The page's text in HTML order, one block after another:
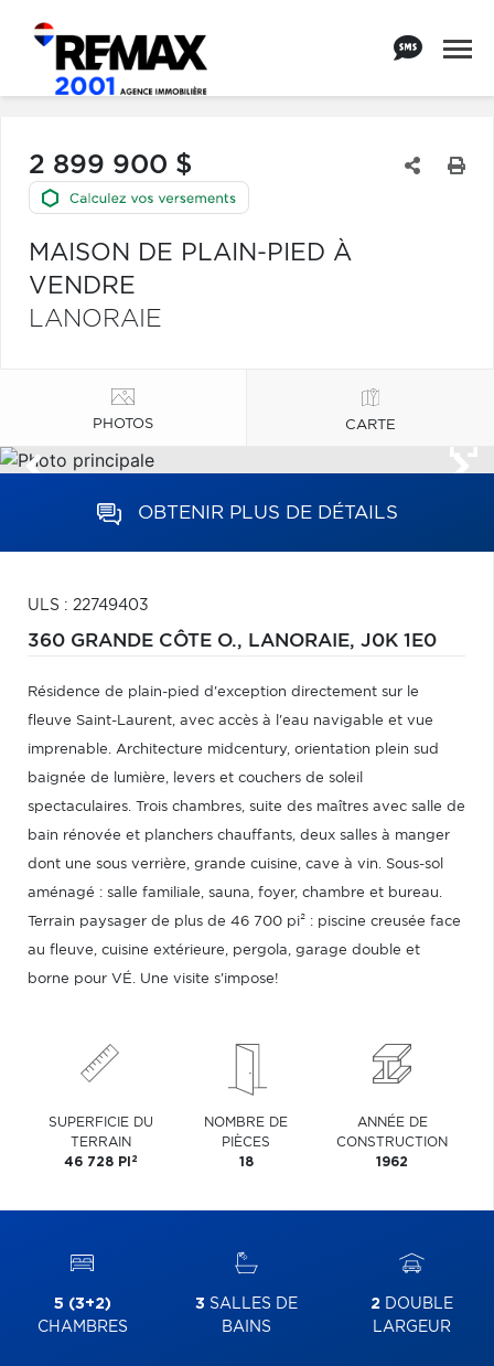
2 899 900 $
MAISON DE PLAIN-PIED À
VENDRE
LANORAIE
PHOTOS CARTE
OBTENIR PLUS DE DÉTAILS
ULS : 22749403
360 GRANDE CÔTE O., LANORAIE, J0K 1E0
Résidence de plain-pied d'exception directement sur le
fleuve Saint-Laurent, avec accès à l'eau navigable et vue
imprenable. Architecture midcentury, orientation plein sud
baignée de lumière, levers et couchers de soleil
spectaculaires. Trois chambres, suite des maîtres avec salle de
bain rénovée et planchers chauffants, deux salles à manger
dont une sous verrière, grande cuisine, cave à vin. Sous-sol
aménagé : salle familiale, sauna, foyer, chambre et bureau.
Terrain paysager de plus de 46 700 pi² : piscine creusée face
au fleuve, cuisine extérieure, pergola, garage double et
borne pour VÉ. Une visite s'impose!
SUPERFICIE DU
TERRAIN
46 728 PI 2
NOMBRE DE
PIÈCES
18
ANNÉE DE
CONSTRUCTION
1962
5 (3+2)
CHAMBRES
3 SALLES DE
BAINS
2DOUBLE
LARGEUR